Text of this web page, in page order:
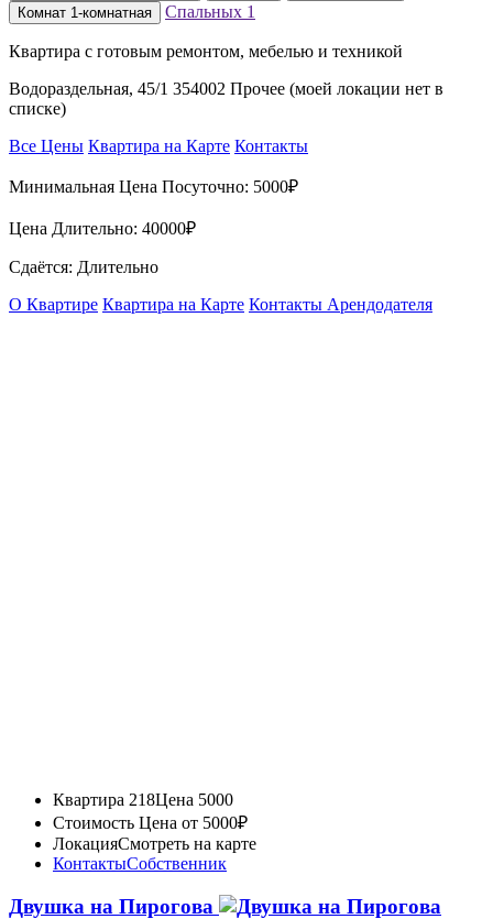
Комнат 1-комнатная Спальных 1
Квартира с готовым ремонтом, мебелью и техникой
Водораздельная, 45/1 354002 Прочее (моей локации нет в
списке)
Все Цены Квартира на Карте Контакты
Минимальная Цена Посуточно: 5000₽
Цена Длительно: 40000₽
Сдаётся: Длительно
О Квартире Квартира на Карте Контакты Арендодателя
Квартира 218Цена 5000
Стоимость Цена от 5000₽
ЛокацияСмотреть на карте
КонтактыСобственник
Двушка на Пирогова